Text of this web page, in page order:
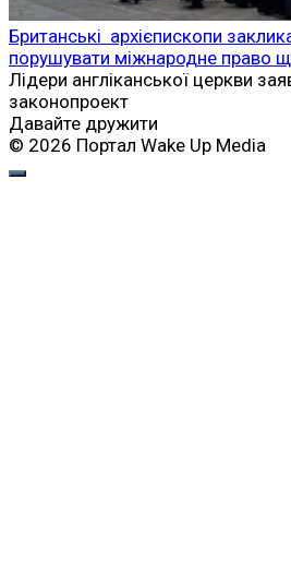
Британські архієпископи
порушувати міжнародне право
Лідери англіканської церкви
законопроект
Давайте дружити
© 2026 Портал Wake Up Media